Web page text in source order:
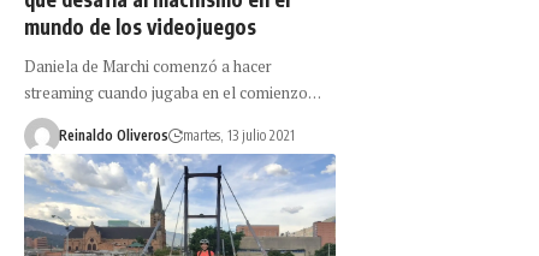
mundo de los videojuegos
Daniela de Marchi comenzó a hacer
streaming cuando jugaba en el comienzo…
Reinaldo Oliveros martes, 13 julio 2021